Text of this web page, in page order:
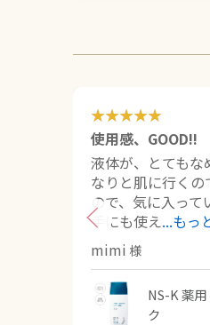
使用感、GOOD!!
液体が、とてもな
なりと肌に行くの
ので、気に入って
手にも使え...もっ
mimi
NS-K 薬
ク